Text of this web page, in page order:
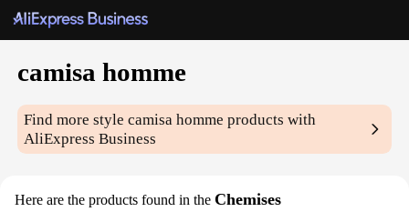
camisa homme
Find more stylecamisa homme products with
AliExpress Business
Here are the products found in the Chemises